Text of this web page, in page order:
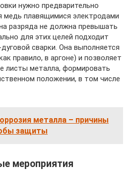
нужно предварительно
медь плавящимися электродами
разряда не должна превышать
для этих целей подходит
сварки. Она выполняется
правило, в аргоне) и позволяет
листы металла, формировать
положении, в том числе
металла – причины
защиты
мероприятия